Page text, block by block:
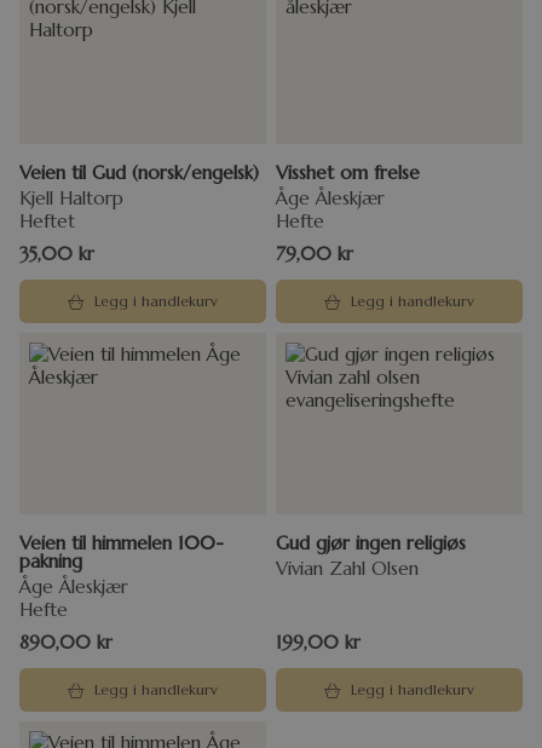
Veien til Gud (norsk/engelsk)
Kjell Haltorp
Heftet
35,00 kr
Legg i handlekurv
Visshet om frelse
Åge Åleskjær
Hefte
79,00 kr
Legg i handlekurv
Veien til himmelen 100-
pakning
Åge Åleskjær
Hefte
890,00 kr
Legg i handlekurv
Gud gjør ingen religiøs
Vivian Zahl Olsen
199,00 kr
Legg i handlekurv